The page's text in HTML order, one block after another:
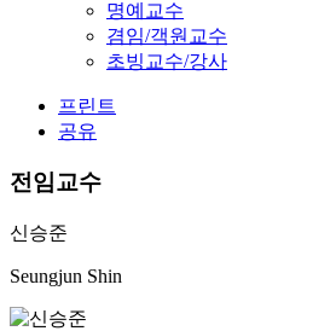
명예교수
겸임/객원교수
초빙교수/강사
프린트
공유
전임교수
신승준
Seungjun Shin